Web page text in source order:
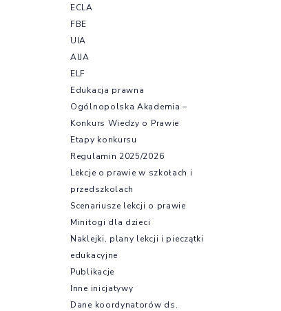
ECLA
FBE
UIA
AIJA
ELF
Edukacja prawna
Ogólnopolska Akademia –
Konkurs Wiedzy o Prawie
Etapy konkursu
Regulamin 2025/2026
Lekcje o prawie w szkołach i
przedszkolach
Scenariusze lekcji o prawie
Minitogi dla dzieci
Naklejki, plany lekcji i pieczątki
edukacyjne
Publikacje
Inne inicjatywy
Dane koordynatorów ds.